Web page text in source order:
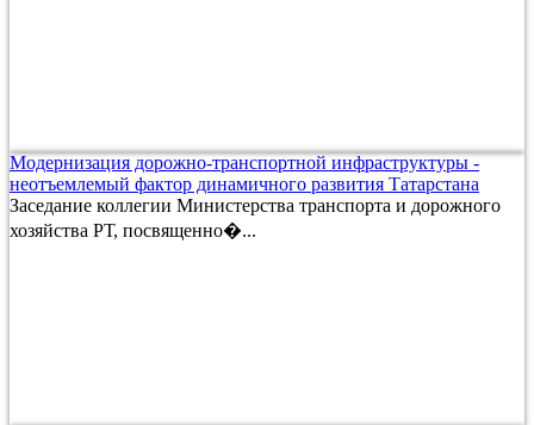
Модернизация дорожно-транспортной инфраструктуры -
неотъемлемый фактор динамичного развития Татарстана
Заседание коллегии Министерства транспорта и дорожного
хозяйства РТ, посвященно�...